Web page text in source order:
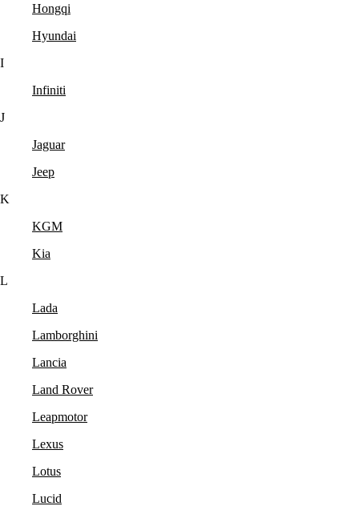
Hongqi
Hyundai
I
Infiniti
J
Jaguar
Jeep
K
KGM
Kia
L
Lada
Lamborghini
Lancia
Land Rover
Leapmotor
Lexus
Lotus
Lucid